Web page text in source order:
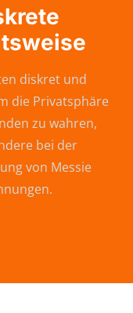
diskret und
die Privatsphäre
zu wahren,
bei der
von Messie